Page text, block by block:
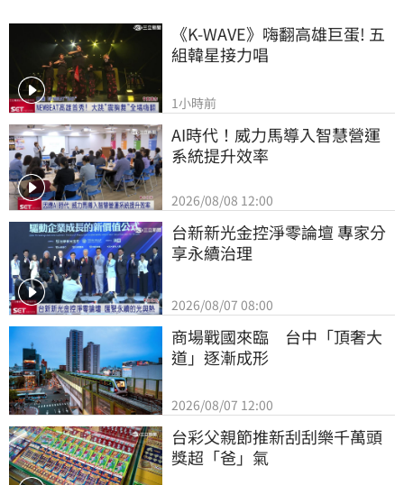
《K-WAVE》嗨翻高雄巨蛋! 五
組韓星接力唱
1小時前
AI時代！威力馬導入智慧營運
系統提升效率
2026/08/08 12:00
台新新光金控淨零論壇 專家分
享永續治理
2026/08/07 08:00
商場戰國來臨　台中「頂奢大
道」逐漸成形
2026/08/07 12:00
台彩父親節推新刮刮樂千萬頭
獎超「爸」氣